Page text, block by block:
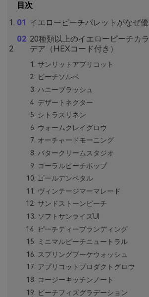
目次
イエローピーチパレットがなぜ
20種類以上のイエローピーチカ
デア（HEXコード付き）
サンリットアプリコット
ピーチソルベ
ハニーブラッシュ
デザートネクター
シトラスリネン
ウォームクレイグロウ
オーチャードモーニング
バタークリームスタジオ
コーラルピーチポップ
ゴールデンペタル
ヴィンテージマーマレード
サンドストーンピーチ
ソフトサンライズUI
ピーチティーブランディング
ミニマルピーチニュートラル
スプリングブーケウォッシュ
アプリコットプロダクトグロウ
コージーキッチンノート
ピーチフィズグラデーション